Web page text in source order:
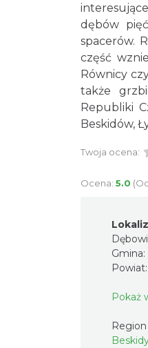
dębów
spacerów.
część
Równicy
także
Republiki
Beskidów,
Twoja ocena:
Ocena: 5.0
Gmina:
Powiat:
Pokaż